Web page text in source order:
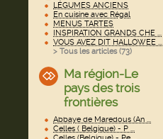
LÉGUMES ANCIENS
En cuisine avec Régal
MENUS TARTES
INSPIRATION GRANDS CHE ...
VOUS AVEZ DIT HALLOWEE ...
> Tous les articles (73)
Ma région-Le
pays des trois
frontières
Abbaye de Maredous (An ...
Celles ( Belgique) - P ...